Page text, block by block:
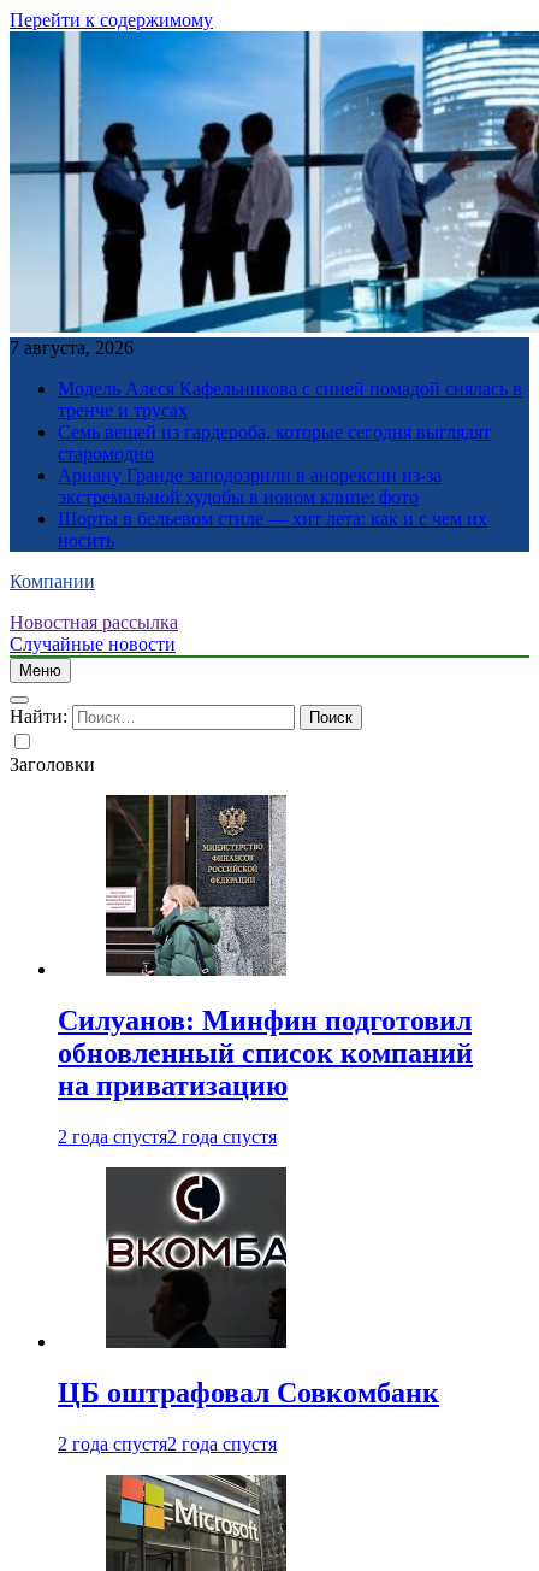
Перейти к содержимому
7 августа, 2026
Модель Алеся Кафельникова с синей помадой снялась в
тренче и трусах
Семь вещей из гардероба, которые сегодня выглядят
старомодно
Ариану Гранде заподозрили в анорексии из-за
экстремальной худобы в новом клипе: фото
Шорты в бельевом стиле — хит лета: как и с чем их
носить
Компании
Новостная рассылка
Случайные новости
Меню
Найти:
Заголовки
Силуанов: Минфин подготовил
обновленный список компаний
на приватизацию
2 года спустя2 года спустя
ЦБ оштрафовал Совкомбанк
2 года спустя2 года спустя